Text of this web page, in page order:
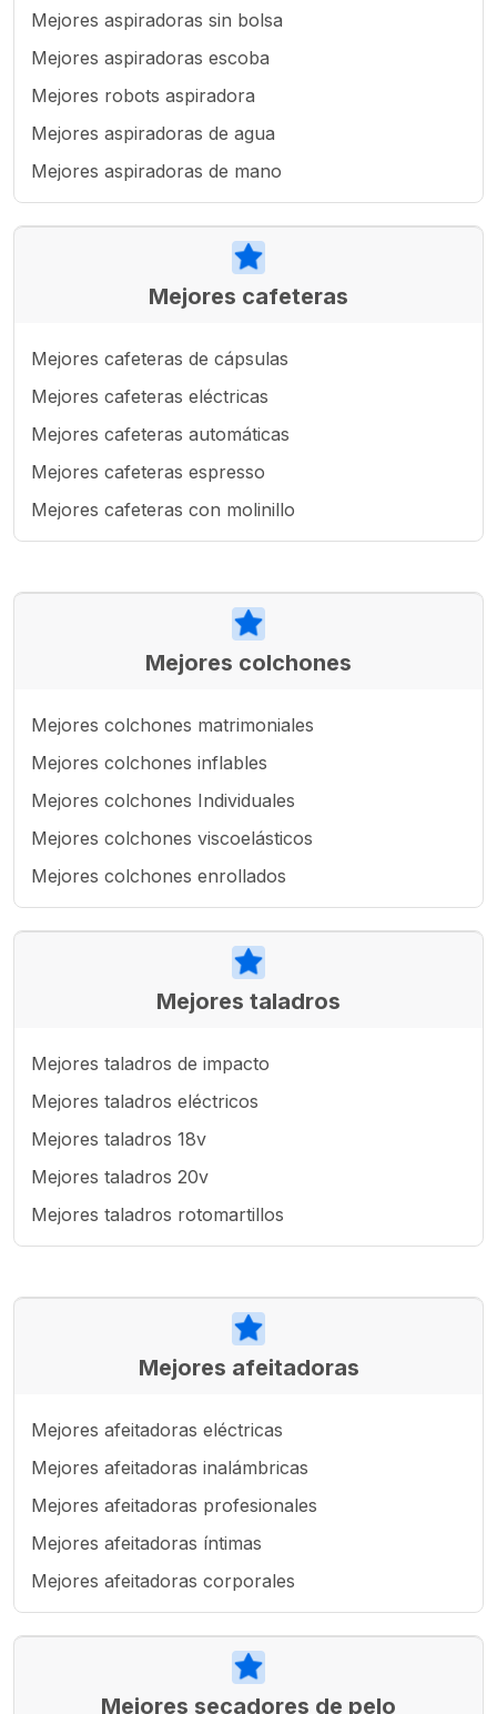
Mejores aspiradoras sin bolsa
Mejores aspiradoras escoba
Mejores robots aspiradora
Mejores aspiradoras de agua
Mejores aspiradoras de mano
Mejores cafeteras
Mejores cafeteras de cápsulas
Mejores cafeteras eléctricas
Mejores cafeteras automáticas
Mejores cafeteras espresso
Mejores cafeteras con molinillo
Mejores colchones
Mejores colchones matrimoniales
Mejores colchones inflables
Mejores colchones Individuales
Mejores colchones viscoelásticos
Mejores colchones enrollados
Mejores taladros
Mejores taladros de impacto
Mejores taladros eléctricos
Mejores taladros 18v
Mejores taladros 20v
Mejores taladros rotomartillos
Mejores afeitadoras
Mejores afeitadoras eléctricas
Mejores afeitadoras inalámbricas
Mejores afeitadoras profesionales
Mejores afeitadoras íntimas
Mejores afeitadoras corporales
Mejores secadores de pelo